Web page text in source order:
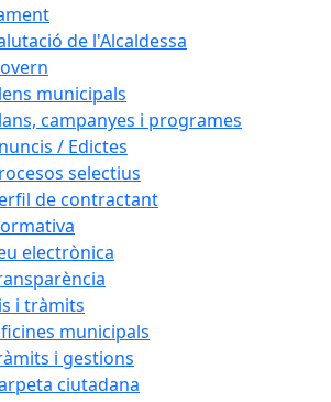
de l'Alcaldessa
municipals
campanyes i programes
/ Edictes
selectius
de contractant
electrònica
i tràmits
municipals
i gestions
ciutadana